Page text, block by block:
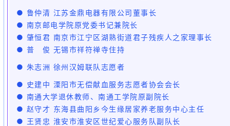
● 鲁仲清 江苏金鼎电器有限公司董事长
● 南京邮电学院原党委书记兼院长
● 肇恒君 南京市江宁区湖熟街道君子残疾人之家理事长
● 普 俊 无锡市祥符禅寺住持
● 朱志洲 徐州汉姆联队志愿者
● 史建中 溧阳市无偿献血服务志愿者协会会长
● 南通大学退休教师、南通工学院原副院长
● 赵守才 东海县曲阳乡今生缘居家养老服务中心主任
● 王贤忠 淮安市淮安区世纪爱心服务队副队长